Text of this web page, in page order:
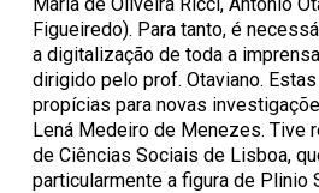
Figueiredo). Para tanto, é
a digitalização de toda a
dirigido pelo prof. Otaviano.
propícias para novas
Lená Medeiro de Menezes. Tive
de Ciências Sociais de Lisboa,
particularmente a figura de